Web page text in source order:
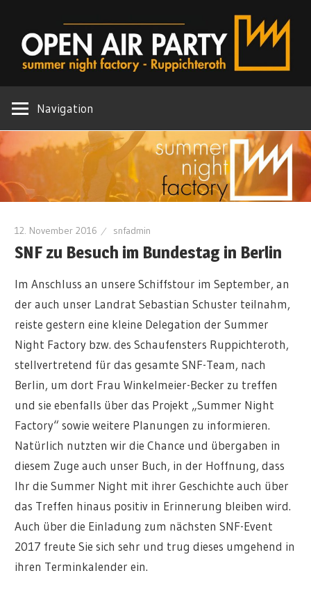
Inhalt
springen
Summer
Night
Factory
der
Navigation
12. November 2016 snfadmin
SNF zu Besuch im Bundestag in Berlin
Im Anschluss an unsere Schiffstour im September, an
der auch unser Landrat Sebastian Schuster teilnahm,
reiste gestern eine kleine Delegation der Summer
Night Factory bzw. des Schaufensters Ruppichteroth,
stellvertretend für das gesamte SNF-Team, nach
Berlin, um dort Frau Winkelmeier-Becker zu treffen
und sie ebenfalls über das Projekt „Summer Night
Factory“ sowie weitere Planungen zu informieren.
Natürlich nutzten wir die Chance und übergaben in
diesem Zuge auch unser Buch, in der Hoffnung, dass
Ihr die Summer Night mit ihrer Geschichte auch über
das Treffen hinaus positiv in Erinnerung bleiben wird.
Auch über die Einladung zum nächsten SNF-Event
2017 freute Sie sich sehr und trug dieses umgehend in
ihren Terminkalender ein.